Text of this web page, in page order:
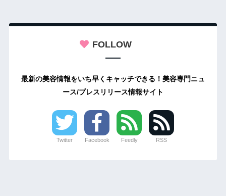
FOLLOW
最新の美容情報をいち早くキャッチできる！美容専門ニュ
ース/プレスリリース情報サイト
Twitter Facebook Feedly RSS